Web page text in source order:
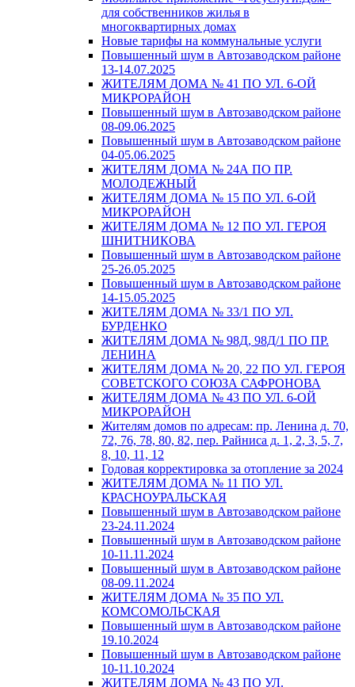
для собственников жилья в
многоквартирных домах
Новые тарифы на коммунальные услуги
Повышенный шум в Автозаводском районе
13-14.07.2025
ЖИТЕЛЯМ ДОМА № 41 ПО УЛ. 6-ОЙ
МИКРОРАЙОН
Повышенный шум в Автозаводском районе
08-09.06.2025
Повышенный шум в Автозаводском районе
04-05.06.2025
ЖИТЕЛЯМ ДОМА № 24А ПО ПР.
МОЛОДЕЖНЫЙ
ЖИТЕЛЯМ ДОМА № 15 ПО УЛ. 6-ОЙ
МИКРОРАЙОН
ЖИТЕЛЯМ ДОМА № 12 ПО УЛ. ГЕРОЯ
ШНИТНИКОВА
Повышенный шум в Автозаводском районе
25-26.05.2025
Повышенный шум в Автозаводском районе
14-15.05.2025
ЖИТЕЛЯМ ДОМА № 33/1 ПО УЛ.
БУРДЕНКО
ЖИТЕЛЯМ ДОМА № 98Д, 98Д/1 ПО ПР.
ЛЕНИНА
ЖИТЕЛЯМ ДОМА № 20, 22 ПО УЛ. ГЕРОЯ
СОВЕТСКОГО СОЮЗА САФРОНОВА
ЖИТЕЛЯМ ДОМА № 43 ПО УЛ. 6-ОЙ
МИКРОРАЙОН
Жителям домов по адресам: пр. Ленина д. 70,
72, 76, 78, 80, 82, пер. Райниса д. 1, 2, 3, 5, 7,
8, 10, 11, 12
Годовая корректировка за отопление за 2024
ЖИТЕЛЯМ ДОМА № 11 ПО УЛ.
КРАСНОУРАЛЬСКАЯ
Повышенный шум в Автозаводском районе
23-24.11.2024
Повышенный шум в Автозаводском районе
10-11.11.2024
Повышенный шум в Автозаводском районе
08-09.11.2024
ЖИТЕЛЯМ ДОМА № 35 ПО УЛ.
КОМСОМОЛЬСКАЯ
Повышенный шум в Автозаводском районе
19.10.2024
Повышенный шум в Автозаводском районе
10-11.10.2024
ЖИТЕЛЯМ ДОМА № 43 ПО УЛ.